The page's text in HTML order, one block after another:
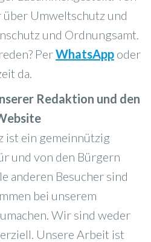
Umweltschutz und
und Ordnungsamt.
PerWhatsApp oder
da.
Redaktion und den
ist ein gemeinnützig
und von den Bürgern
anderen Besucher sind
bei unserem
Wir sind weder
Unsere Arbeit ist